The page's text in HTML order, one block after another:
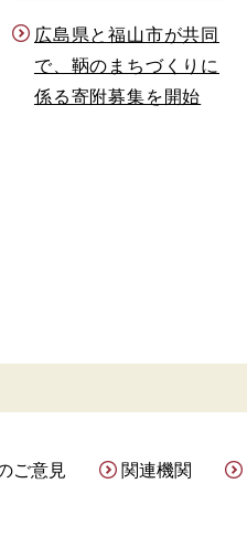
広島県と福山市が共同
で、鞆のまちづくりに
係る寄附募集を開始
ご意見 関連機関